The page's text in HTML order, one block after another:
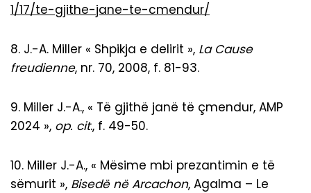
1/17/te-gjithe-jane-te-cmendur/
8. J.-A. Miller « Shpikja e delirit », La Cause
freudienne, nr. 70, 2008, f. 81-93.
9. Miller J.-A., « Të gjithë janë të çmendur, AMP
2024 », op. cit., f. 49-50.
10. Miller J.-A., « Mësime mbi prezantimin e të
sëmurit », BisedënëArcachon, Agalma – Le